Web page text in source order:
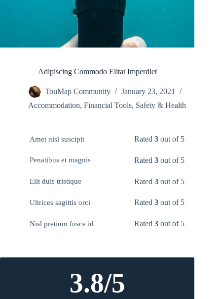
Adipiscing Commodo Elitat Imperdiet
TouMap Community
January 23, 2021
Accommodation,Financial Tools, Safety & Health
Amet nisl suscipit Rated3 out of 5
Penatibus et magnis Rated3 out of 5
Elit duis tristique Rated3 out of 5
Ultrices sagittis orci Rated3 out of 5
Nisl pretium fusce id Rated3 out of 5
3.8/5